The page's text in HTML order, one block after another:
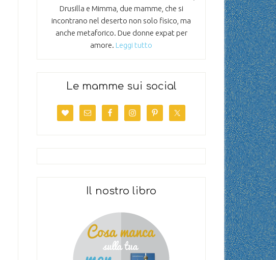
Drusilla e Mimma, due mamme, che si
incontrano nel deserto non solo fisico, ma
anche metaforico. Due donne expat per
amore. Leggi tutto
Le mamme sui social
Il nostro libro